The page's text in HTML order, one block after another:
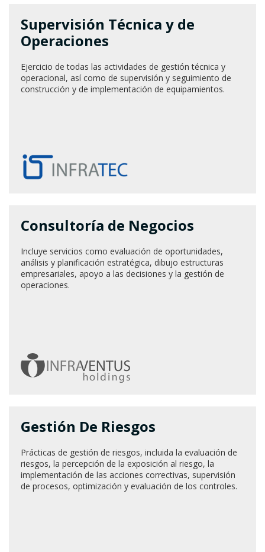
Supervisión Técnica y de
Operaciones
Ejercicio de todas las actividades de gestión técnica y
operacional, así como de supervisión y seguimiento de
construcción y de implementación de equipamientos.
Consultoría de Negocios
Incluye servicios como evaluación de oportunidades,
análisis y planificación estratégica, dibujo estructuras
empresariales, apoyo a las decisiones y la gestión de
operaciones.
Gestión De Riesgos
Prácticas de gestión de riesgos, incluida la evaluación de
riesgos, la percepción de la exposición al riesgo, la
implementación de las acciones correctivas, supervisión
de procesos, optimización y evaluación de los controles.